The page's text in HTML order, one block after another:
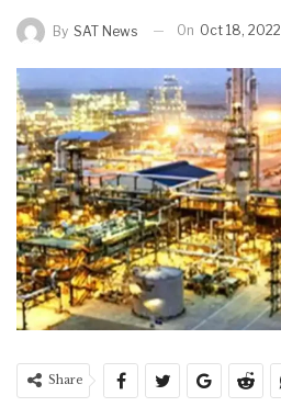
By SAT News On Oct 18, 2022
Share